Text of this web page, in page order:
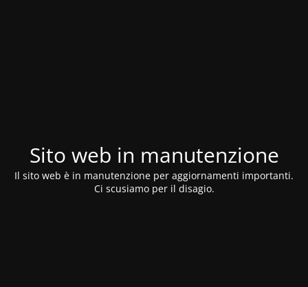
Sito web in manutenzione
Il sito web è in manutenzione per aggiornamenti importanti.
Ci scusiamo per il disagio.